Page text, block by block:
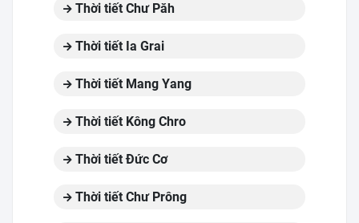
Thời tiết Chư Păh
Thời tiết Ia Grai
Thời tiết Mang Yang
Thời tiết Kông Chro
Thời tiết Đức Cơ
Thời tiết Chư Prông